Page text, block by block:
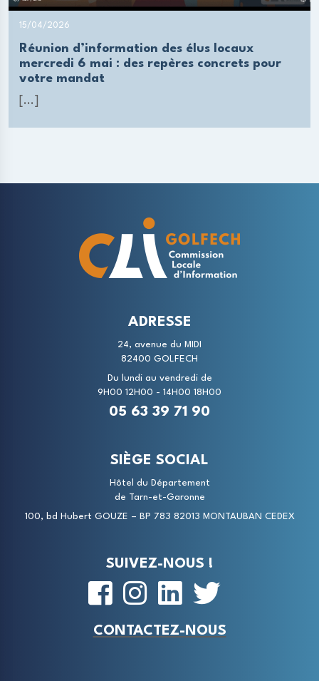
15/04/2026
Réunion d’information des élus locaux
mercredi 6 mai : des repères concrets pour
votre mandat
[...]
ADRESSE
24, avenue du MIDI
82400 GOLFECH
Du lundi au vendredi de
9H00 12H00 - 14H00 18H00
05 63 39 71 90
SIÈGE SOCIAL
Hôtel du Département
de Tarn-et-Garonne
100, bd Hubert GOUZE – BP 783 82013 MONTAUBAN CEDEX
SUIVEZ-NOUS !
CONTACTEZ-NOUS